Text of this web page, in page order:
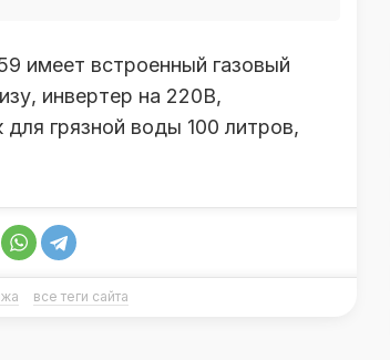
имеет встроенный газовый
инвертер на 220В,
грязной воды 100 литров,
все теги сайта